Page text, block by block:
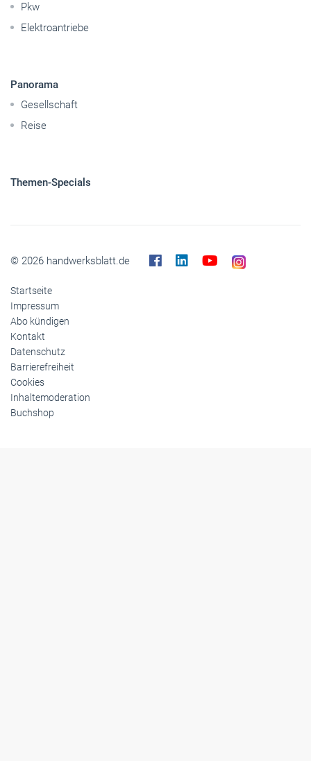
Pkw
Elektroantriebe
Panorama
Gesellschaft
Reise
Themen-Specials
© 2026 handwerksblatt.de
Startseite
Impressum
Abo kündigen
Kontakt
Datenschutz
Barrierefreiheit
Cookies
Inhaltemoderation
Buchshop